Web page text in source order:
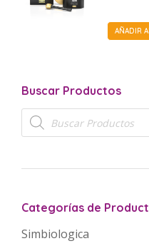
AÑADIR
Buscar Productos
Búsqueda
de
productos
Categorías de
Simbiologica